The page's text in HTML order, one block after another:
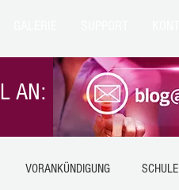
AN:
VORANKÜNDIGUNG SCHULE